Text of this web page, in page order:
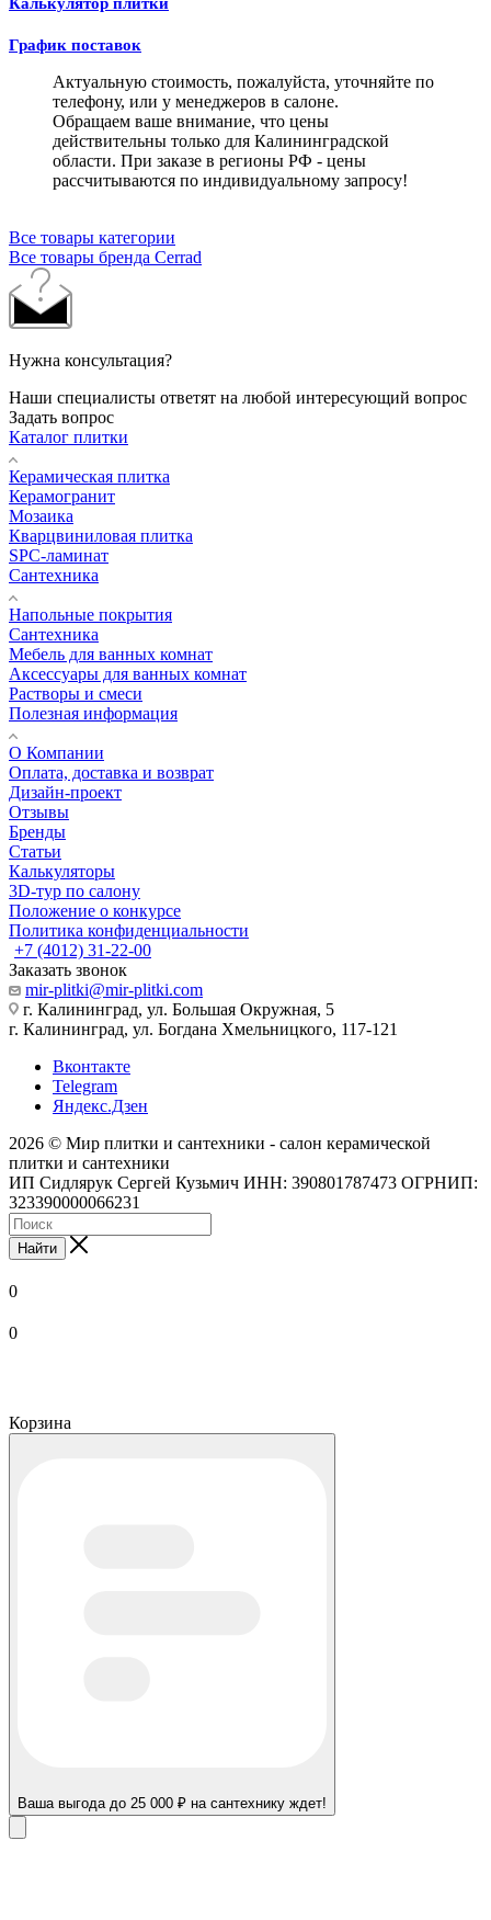
График поставок
Актуальную стоимость, пожалуйста, уточняйте по
телефону, или у менеджеров в салоне.
Обращаем ваше внимание, что цены
действительны только для Калининградской
области. При заказе в регионы РФ - цены
рассчитываются по индивидуальному запросу!
Все товары категории
Все товары бренда Cerrad
Нужна консультация?
Наши специалисты ответят на любой интересующий вопрос
Задать вопрос
Каталог плитки
Керамическая плитка
Керамогранит
Мозаика
Кварцвиниловая плитка
SPC-ламинат
Сантехника
Напольные покрытия
Сантехника
Мебель для ванных комнат
Аксессуары для ванных комнат
Растворы и смеси
Полезная информация
О Компании
Оплата, доставка и возврат
Дизайн-проект
Отзывы
Бренды
Статьи
Калькуляторы
3D-тур по салону
Положение о конкурсе
Политика конфиденциальности
+7 (4012) 31-22-00
Заказать звонок
mir-plitki@mir-plitki.com
г. Калининград, ул. Большая Окружная, 5
г. Калининград, ул. Богдана Хмельницкого, 117-121
Вконтакте
Telegram
Яндекс.Дзен
2026 © Мир плитки и сантехники - салон керамической
плитки и сантехники
ИП Сидлярук Сергей Кузьмич ИНН: 390801787473 ОГРНИП:
323390000066231
Найти
0
0
Корзина
Ваша выгода до 25 000 ₽ на сантехнику ждет!